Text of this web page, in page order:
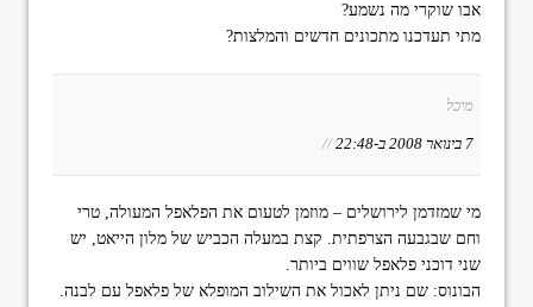
אבו שוקרי מה נשמע?
מתי תעדכנו מתכונים חדשים והמלצות?
מיכל
7 בינואר 2008 ב-22:48 //
מי שמזדמן לירושלים – מוזמן לטעום את הפלאפל המעולה, טרי
וחם שבגבעה הצרפתית. קצת במעלה הכביש של מלון הייאט, יש
שני דוכני פלאפל שווים ביותר.
הבונוס: שם ניתן לאכול את השילוב המופלא של פלאפל עם לבנה.